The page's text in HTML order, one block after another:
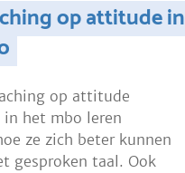
op attitude in
op attitude
het mbo leren
ze zich beter kunnen
gesproken taal. Ook